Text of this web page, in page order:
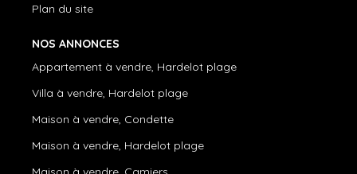
Plan du site
NOS ANNONCES
Appartement à vendre, Hardelot plage
Villa à vendre, Hardelot plage
Maison à vendre, Condette
Maison à vendre, Hardelot plage